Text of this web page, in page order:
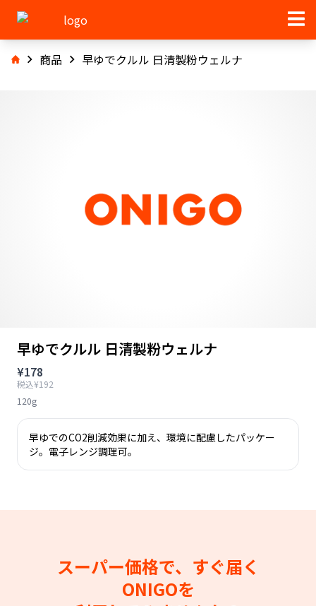
商品 早ゆでクルル 日清製粉ウェルナ
早ゆでクルル 日清製粉ウェルナ
¥178
税込¥192
120g
早ゆでのCO2削減効果に加え、環境に配慮したパッケー
ジ。電子レンジ調理可。
スーパー価格で、すぐ届く
ONIGOを